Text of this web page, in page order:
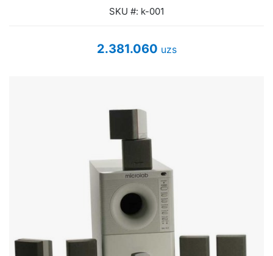
Оборудование Mikrotik
UPS Uninterruptible Power Supply
Mouses and keybords
SKU #: k-001
2.381.060 uzs